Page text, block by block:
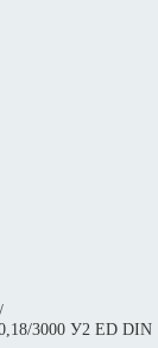
/
3000 У2 ED DIN